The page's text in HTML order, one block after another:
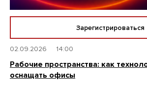
Зарегистрироваться
02.09.2026 14:00
Рабочие пространства: как
оснащать офисы